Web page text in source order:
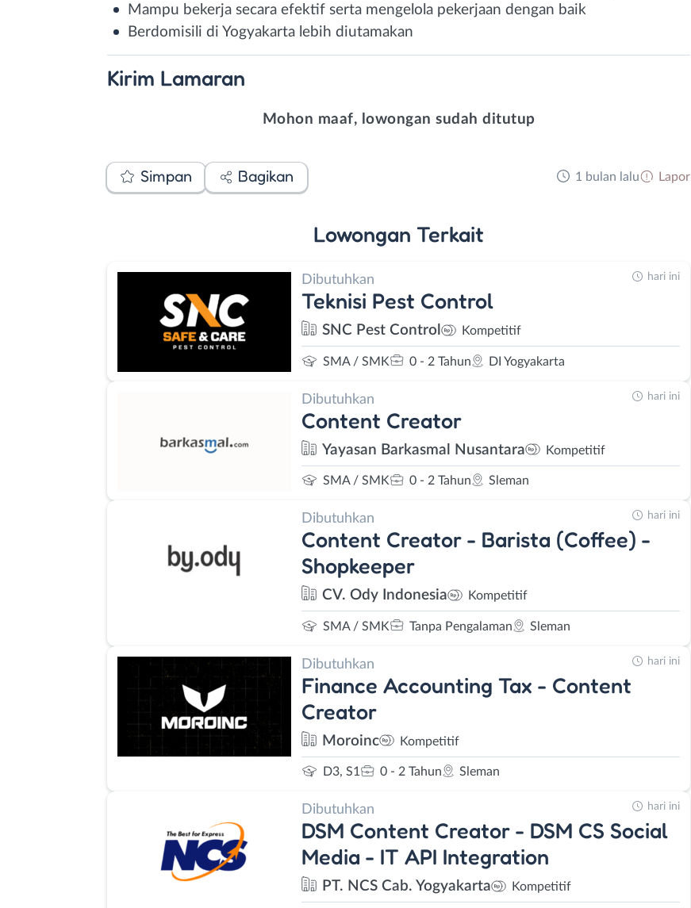
Mampu bekerja secara efektif serta mengelola pekerjaan dengan baik
Berdomisili di Yogyakarta lebih diutamakan
Kirim Lamaran
Mohon maaf, lowongan sudah ditutup
Simpan Bagikan 1 bulan lalu Lapor
Lowongan Terkait
Dibutuhkan
Teknisi Pest Control
SNC Pest Control Kompetitif
SMA / SMK 0 - 2 Tahun DI Yogyakarta
hari ini
Dibutuhkan
Content Creator
Yayasan Barkasmal Nusantara Kompetitif
SMA / SMK 0 - 2 Tahun Sleman
hari ini
Dibutuhkan
Content Creator - Barista (Coffee) -
Shopkeeper
CV. Ody Indonesia Kompetitif
SMA / SMK Tanpa Pengalaman Sleman
hari ini
Dibutuhkan
Finance Accounting Tax - Content
Creator
Moroinc Kompetitif
D3, S1 0 - 2 Tahun Sleman
hari ini
Dibutuhkan
DSM Content Creator - DSM CS Social
Media - IT API Integration
PT. NCS Cab. Yogyakarta Kompetitif
hari ini